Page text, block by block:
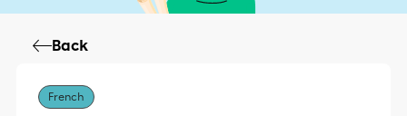
Back
French